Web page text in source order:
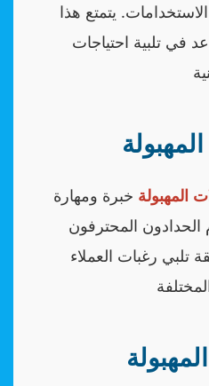
يتمتع هذا
في تلبية احتياجات
المهبولة خبرة ومهارة
الحدادون المحترفون
تلبي رغبات العملاء